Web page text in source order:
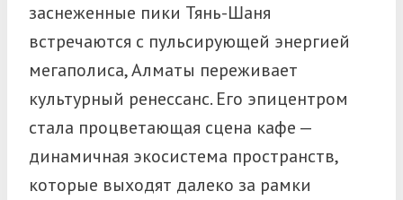
заснеженные пики Тянь-Шаня
встречаются с пульсирующей энергией
мегаполиса, Алматы переживает
культурный ренессанс. Его эпицентром
стала процветающая сцена кафе —
динамичная экосистема пространств,
которые выходят далеко за рамки